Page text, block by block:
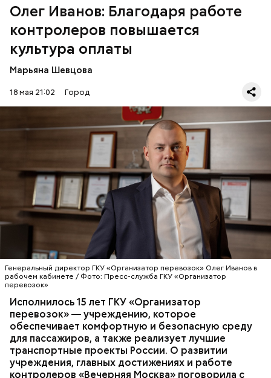
Олег Иванов: Благодаря работе
контролеров повышается
культура оплаты
Марьяна Шевцова
18 мая 21:02 Город
Генеральный директор ГКУ «Организатор перевозок» Олег Иванов в
рабочем кабинете / Фото: Пресс-служба ГКУ «Организатор
перевозок»
Исполнилось 15 лет ГКУ «Организатор
перевозок» — учреждению, которое
обеспечивает комфортную и безопасную среду
для пассажиров, а также реализует лучшие
транспортные проекты России. О развитии
учреждения, главных достижениях и работе
контролеров «Вечерняя Москва» поговорила с
— Олег Юрьевич, с чего начиналась история
вашего учреждения и каких успехов удалось
достичь сегодня?
существовавшего ГБУ «Московские авиационные
услуги». Тогда перед городом стояли серьезные
вызовы, которые требовали системной работы.
ТРАНСПОРТ
КАРТА «ТРОЙКА»
ИНТЕРВЬЮ
СЕРГЕЙ СОБЯНИН
ПРОФЕССИИ